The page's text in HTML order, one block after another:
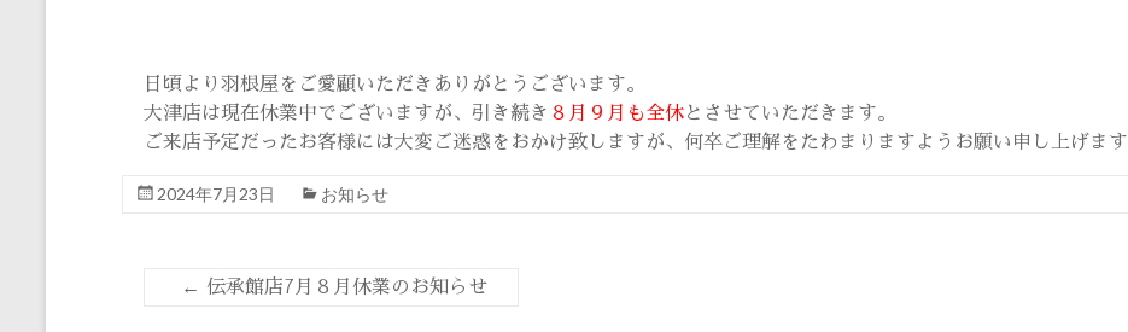
日頃より羽根屋をご愛顧いただきありがとうございます。
大津店は現在休業中でございますが、引き続き ８月９月も全休とさせていただきます。
ご来店予定だったお客様には大変ご迷惑をおかけ致しますが、何卒ご理解をたわまりますようお願い申し上げます
2024年7月23日 お知らせ
← 伝承館店7月８月休業のお知らせ